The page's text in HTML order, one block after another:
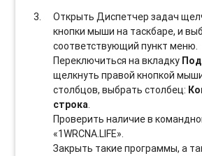
Открыть Диспетчер задач
кнопки мыши на таскбаре, и
соотвeтствующий пункт меню.
Переключиться на вкладку
щелкнуть правой кнопкой
столбцов, выбрать столбец:
строка.
Проверить наличие в
«1WRCNA.LIFE».
Закрыть такие программы, а